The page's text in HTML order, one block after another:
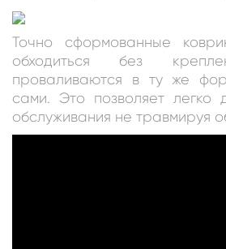
Точно сформованные
обходиться без
проваливаются в ту же
сами. Это позволяет легко
обслуживания не травмируя